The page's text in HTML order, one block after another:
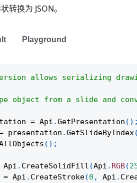
转换为 JSON。
Playground
allows serializing
object from a slide and
= Api .GetPresentation ( ) ;
presentation .GetSlideByIndex(
( ) ;
Api . CreateSolidFill (Api . RGB(
= Api . CreateStroke(0 , Api .